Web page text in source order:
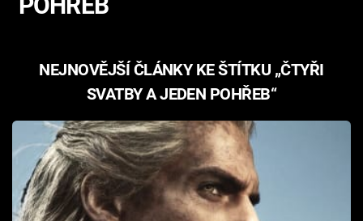
Témata
Seriály
Hry
NEJNOVĚJŠÍ ČLÁNKY KE ŠTÍTKU „ČTYŘI
SVATBY A JEDEN POHŘEB“